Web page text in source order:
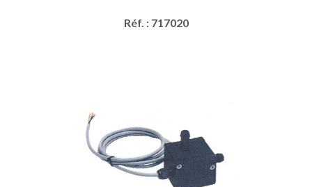
Réf. : 717020